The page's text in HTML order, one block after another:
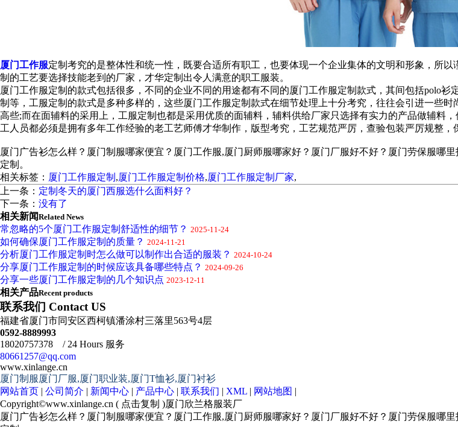
厦门工作服定制考究的是整体性和统一性，既要合适所有职工，也要体现一个企业集体的文明和形象，所以
制的工艺要选择技能老到的厂家，才华定制出令人满意的职工服装。
厦门工作服定制的款式包括很多，不同的企业不同的用途都有不同的厦门工作服定制款式，其间包括polo衫
制等，工服定制的款式是多种多样的，这些厦门工作服定制款式在细节处理上十分考究，往往会引进一些
高些;而在面辅料的采用上，工服定制也都是采用优质的面辅料，辅料供给厂家只选择有实力的产品做辅料
工人员都必须是拥有多年工作经验的老工艺师傅才华制作，版型考究，工艺规范严厉，查验包装严厉规整
厦门广告衫怎么样？厦门制服哪家便宜？厦门工作服,厦门厨师服哪家好？厦门厂服好不好？厦门劳保服哪
定制。
相关标签： 厦门工作服定制 ,厦门工作服定制价格,厦门工作服定制厂家,
上一条： 定制冬天的厦门西服选什么面料好？
下一条： 没有了
相关新闻Related News
常忽略的5个厦门工作服定制舒适性的细节？ 2025-11-24
如何确保厦门工作服定制的质量？ 2024-11-21
分析厦门工作服定制时怎么做可以制作出合适的服装？ 2024-10-24
分享厦门工作服定制的时候应该具备哪些特点？ 2024-09-26
分享一些厦门工作服定制的几个知识点 2023-12-11
相关产品Recent products
联系我们 Contact US
福建省厦门市同安区西柯镇潘涂村三落里563号4层
0592-8889993
18020757378 / 24 Hours 服务
80661257@qq.com
www.xinlange.cn
厦门制服厦门厂服,厦门职业装,厦门T恤衫,厦门衬衫
网站首页 | 公司简介 | 新闻中心 | 产品中心 | 联系我们 | XML | 网站地图 |
Copyright©www.xinlange.cn ( 点击复制 )厦门欣兰格服装厂
厦门广告衫怎么样？厦门制服哪家便宜？厦门工作服,厦门厨师服哪家好？厦门厂服好不好？厦门劳保服哪